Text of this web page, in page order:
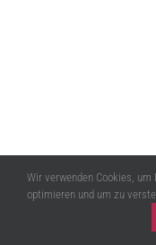
Wir verwenden Cookies,
optimieren und um zu